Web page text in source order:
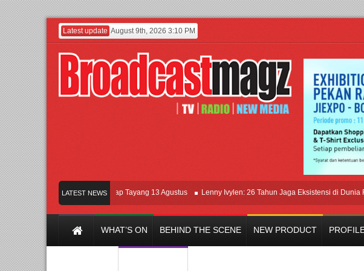
Latest update August 9th, 2026 3:10 PM
LATEST NEWS
Film KETOK MEJIK Siap Tayang 13 Agustus Lenny Ivylen: 26 Tahun Jaga Eksistensi di Dunia
WHAT’S ON BEHIND THE SCENE NEW PRODUCT